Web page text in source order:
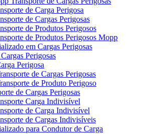
de Carga Perigosa
de Cargas Perigosas
de Produtos Perigosos
de Produtos Perigosos Mopp
em Cargas Perigosas
Perigosas
Perigosa
de Cargas Perigosas
de Produto Perigoso
de Cargas Perigosas
Carga Indivisível
de Carga Indivisível
de Cargas Indivisíveis
para Condutor de Carga